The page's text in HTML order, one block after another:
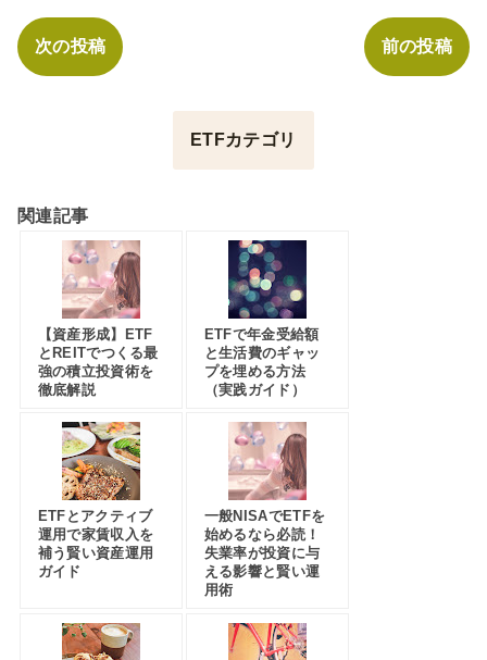
次の投稿 前の投稿
ETFカテゴリ
関連記事
【資産形成】ETF
とREITでつくる最
強の積立投資術を
徹底解説
ETFで年金受給額
と生活費のギャッ
プを埋める方法
（実践ガイド）
ETFとアクティブ
運用で家賃収入を
補う賢い資産運用
ガイド
一般NISAでETFを
始めるなら必読！
失業率が投資に与
える影響と賢い運
用術